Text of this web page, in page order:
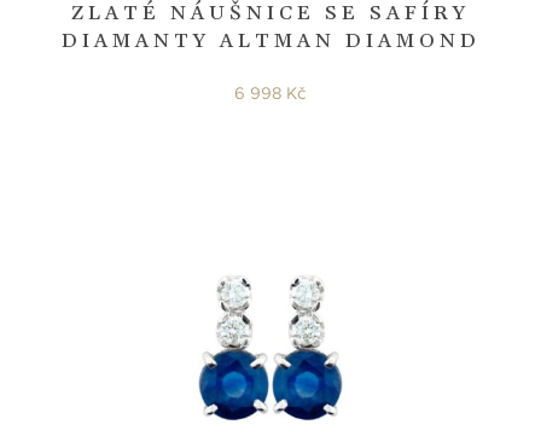
ZLATÉ NÁUŠNICE SE SAFÍRY
DIAMANTY ALTMAN DIAMOND
6 998 Kč